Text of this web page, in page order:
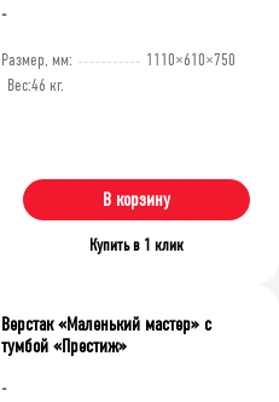
-
Размер, мм:
1110×610×750
Вес:46 кг.
В корзину
Купить в 1 клик
-
Верстак «Маленький мастер» с
тумбой «Престиж»